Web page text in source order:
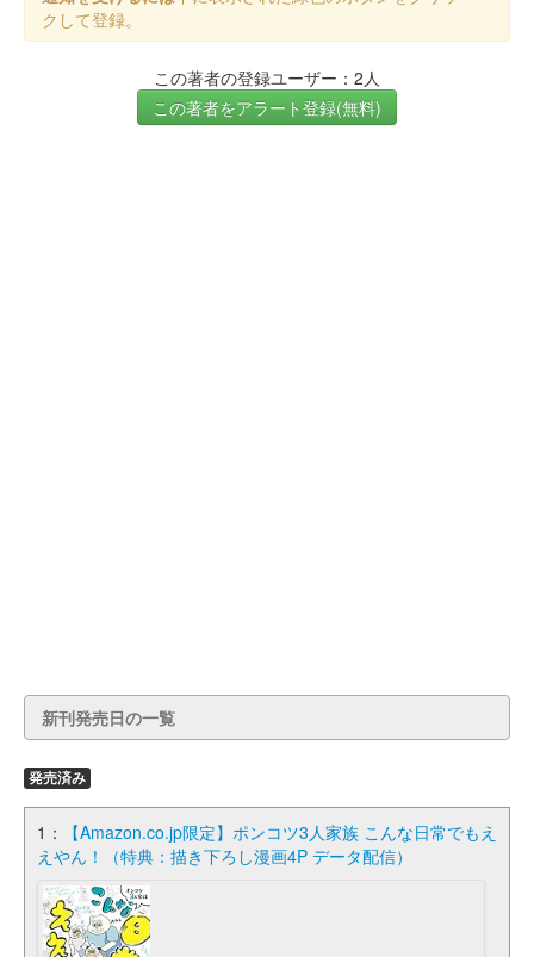
クして登録。
この著者の登録ユーザー：2人
この著者をアラート登録(無料)
新刊発売日の一覧
発売済み
1：
【Amazon.co.jp限定】ポンコツ3人家族 こんな日常でもえ
えやん！（特典：描き下ろし漫画4P データ配信）